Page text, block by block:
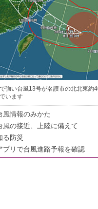
強い台風13号が名護市の北北東約
います
風情報のみかた
風の接近、上陸に備えて
る防災
プリで台風進路予報を確認